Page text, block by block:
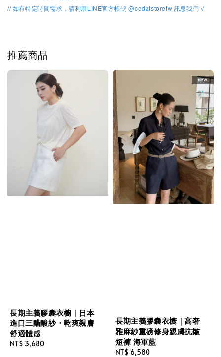
// 如有特定時間需求，請利用LINE官方帳號 @cedatstoretw 訊息我們 //
推薦商品
長期主義膠囊衣櫥｜日本
進口三醋酸紗・乾爽親膚
舒適體感
Regular
NT$ 3,680
NEW
長期主義膠囊衣櫥｜高奢
雅麻紗重磅修身親膚抗皺
短褲 海軍藍
Regular
NT$ 6,580